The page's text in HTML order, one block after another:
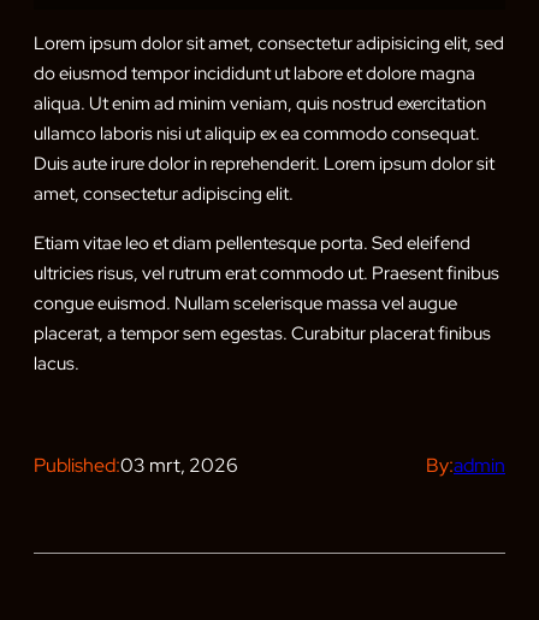
Lorem ipsum dolor sit amet, consectetur adipisicing elit, sed
do eiusmod tempor incididunt ut labore et dolore magna
aliqua. Ut enim ad minim veniam, quis nostrud exercitation
ullamco laboris nisi ut aliquip ex ea commodo consequat.
Duis aute irure dolor in reprehenderit. Lorem ipsum dolor sit
amet, consectetur adipiscing elit.
Etiam vitae leo et diam pellentesque porta. Sed eleifend
ultricies risus, vel rutrum erat commodo ut. Praesent finibus
congue euismod. Nullam scelerisque massa vel augue
placerat, a tempor sem egestas. Curabitur placerat finibus
lacus.
Published:03 mrt, 2026 By:admin